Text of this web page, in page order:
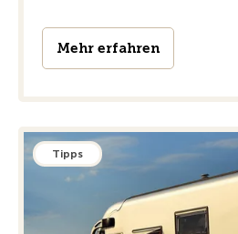
Mehr erfahren
Tipps